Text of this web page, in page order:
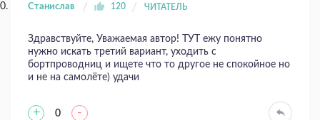
Станислав 120 ЧИТАТЕЛЬ
Здравствуйте, Уважаемая автор! ТУТ ежу понятно
нужно искать третий вариант, уходить с
бортпроводниц и ищете что то другое не спокойное но
и не на самолёте) удачи
+ 0 -